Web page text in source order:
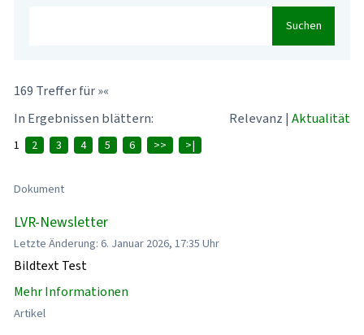
Suchen
169 Treffer für »«
In Ergebnissen blättern:
Relevanz | Aktualität
1 2 3 4 5 6 >> >|
Dokument
LVR-Newsletter
Letzte Änderung: 6. Januar 2026, 17:35 Uhr
Bildtext Test
Mehr Informationen
Artikel